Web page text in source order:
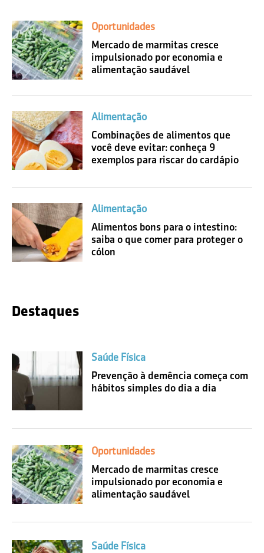
Oportunidades
Mercado de marmitas cresce
impulsionado por economia e
alimentação saudável
Alimentação
Combinações de alimentos que
você deve evitar: conheça 9
exemplos para riscar do cardápio
Alimentação
Alimentos bons para o intestino:
saiba o que comer para proteger o
cólon
Destaques
Saúde Física
Prevenção à demência começa com
hábitos simples do dia a dia
Oportunidades
Mercado de marmitas cresce
impulsionado por economia e
alimentação saudável
Saúde Física